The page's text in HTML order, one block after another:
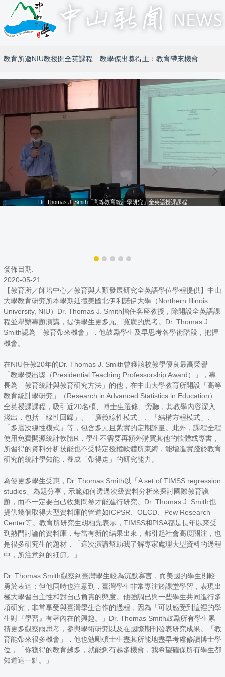
教育所邀NIU教授開全英課程 教學傑出獎得主：教育帶來機會
Dr. Thomas J. Smith「高等教育統計學研究」全英語授課課程
發佈日期:
2020-05-21
【教育所／師培中心／教育與人類發展研究全英語學位學程提供】中山
大學教育研究所本學期延攬美國北伊利諾伊大學（Northern Illinois
University, NIU）Dr. Thomas J. Smith擔任客座教授，除開設全英語課
程並舉辦專題演講，提供學生更多元、寬廣的思考。Dr. Thomas J.
Smith認為「教育帶來機會」，他鼓勵學生及早思考各學術階段，把握
機會。
在NIU任教20年的Dr. Thomas J. Smith曾獲該校教學優良最高榮譽
「教學傑出獎（Presidential Teaching Professorship Award）」，專
長為「教育統計與教育研究方法」的他，在中山大學教育所開設「高等
教育統計學研究」（Research in Advanced Statistics in Education）
全英授課課程，吸引近20名碩、博士生選修、旁聽，其教學內容深入
淺出，包括「線性回歸」、「廣義線性模式」、「結構方程模式」、
「多層次線性模式」等，包含多元且紮實的定期評量。此外，課程全程
使用免費開源統計軟體R，學生不需要再額外購買其他的軟體或專書，
所習得的資料分析技能也不受特定授權軟體所束縛，能增進實踐於教育
研究的統計學知能，養成「帶得走」的研究能力。
為使更多學生受惠，Dr. Thomas Smith以「A set of TIMSS regression
studies」為題分享，示範如何透過次級資料分析來探討國際教育議
題，而不一定要自己收集問卷才能進行研究。Dr. Thomas J. Smith也
提供幾個取得大型資料庫的管道如ICPSR、OECD、Pew Research
Center等。教育所研究生胡柏先表示，TIMSS和PISA都是長年以來受
到熱門討論的資料庫，每當有新的結果出來，都引起社會高度關注，也
是很多研究生的題材，「這次演講幫助我了解專家處理大型資料的過程
中，所注意到的細節。」
Dr. Thomas Smith觀察到臺灣學生較為沉默寡言，而美國的學生則較
勇於表達；但他同時也注意到，臺灣學生非常專注於課堂學習，表現出
極大學習自主性和對自己負責的態度。他強調已與一些學生共同進行多
項研究，非常享受與臺灣學生合作的過程，因為「可以感受到這裡的學
生對『學習』有著內在的興趣。」Dr. Thomas Smith鼓勵所有學生累
積更多觀察雨思考，參與學術研究以及在國際期刊發表研究成果。「教
育能帶來很多機會」，他也勉勵碩士生盡其所能地盡早考慮修讀博士學
位，「你獲得的教育越多，就能夠有越多機會，我希望確保所有學生都
知道這一點。」